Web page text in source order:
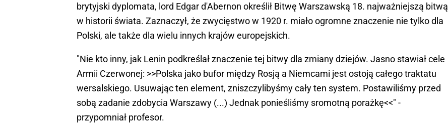
brytyjski dyplomata, lord Edgar d'Abernon określił Bitwę Warszawską 18. najważniejszą bitwą
w historii świata. Zaznaczył, że zwycięstwo w 1920 r. miało ogromne znaczenie nie tylko dla
Polski, ale także dla wielu innych krajów europejskich.
"Nie kto inny, jak Lenin podkreślał znaczenie tej bitwy dla zmiany dziejów. Jasno stawiał cele
Armii Czerwonej: >>Polska jako bufor między Rosją a Niemcami jest ostoją całego traktatu
wersalskiego. Usuwając ten element, zniszczylibyśmy cały ten system. Postawiliśmy przed
sobą zadanie zdobycia Warszawy (...) Jednak ponieśliśmy sromotną porażkę<<" -
przypomniał profesor.